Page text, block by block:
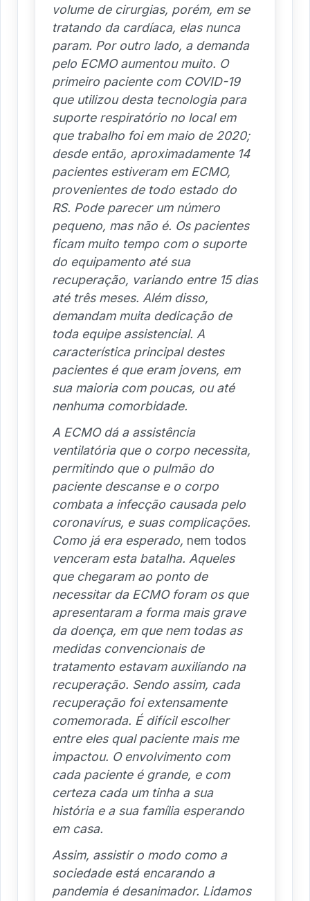
volume de cirurgias, porém, em se
tratando da cardíaca, elas nunca
param. Por outro lado, a demanda
pelo ECMO aumentou muito. O
primeiro paciente com COVID-19
que utilizou desta tecnologia para
suporte respiratório no local em
que trabalho foi em maio de 2020;
desde então, aproximadamente 14
pacientes estiveram em ECMO,
provenientes de todo estado do
RS. Pode parecer um número
pequeno, mas não é. Os pacientes
ficam muito tempo com o suporte
do equipamento até sua
recuperação, variando entre 15 dias
até três meses. Além disso,
demandam muita dedicação de
toda equipe assistencial. A
característica principal destes
pacientes é que eram jovens, em
sua maioria com poucas, ou até
nenhuma comorbidade.
A ECMO dá a assistência
ventilatória que o corpo necessita,
permitindo que o pulmão do
paciente descanse e o corpo
combata a infecção causada pelo
coronavírus, e suas complicações.
Como já era esperado, nem todos
venceram esta batalha. Aqueles
que chegaram ao ponto de
necessitar da ECMO foram os que
apresentaram a forma mais grave
da doença, em que nem todas as
medidas convencionais de
tratamento estavam auxiliando na
recuperação. Sendo assim, cada
recuperação foi extensamente
comemorada. É difícil escolher
entre eles qual paciente mais me
impactou. O envolvimento com
cada paciente é grande, e com
certeza cada um tinha a sua
história e a sua família esperando
em casa.
Assim, assistir o modo como a
sociedade está encarando a
pandemia é desanimador. Lidamos